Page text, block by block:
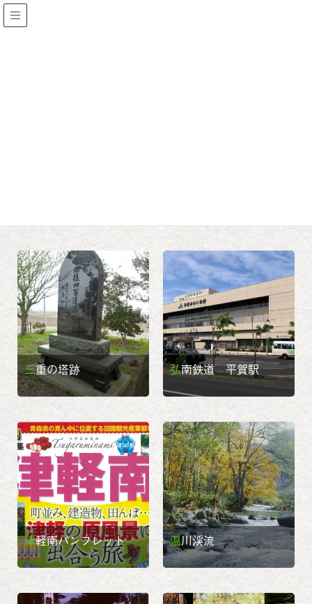
三重の塔跡 弘南鉄道 平賀駅
津軽南パンフレット 温川渓流